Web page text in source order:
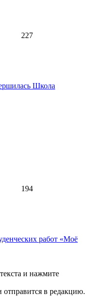
227
Школа
194
работ «Моё
и нажмите
в редакцию.